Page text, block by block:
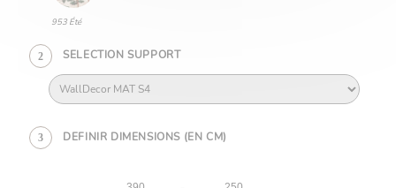
953 Été
2 SELECTION SUPPORT
3 DEFINIR DIMENSIONS (EN CM)